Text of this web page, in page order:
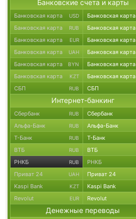
Банковские счета и карты
Банковская карта USD Банковская карта
Банковская карта RUB Банковская карта
Банковская карта EUR Банковская карта
Банковская карта UAH Банковская карта
Банковская карта BYN Банковская карта
Банковская карта KZT Банковская карта
СБП RUB СБП
Интернет-банкинг
Сбербанк RUB Сбербанк
Альфа-Банк RUB Альфа-Банк
Т-Банк RUB Т-Банк
ВТБ RUB ВТБ
РНКБ RUB РНКБ
Приват 24 UAH Приват 24
Kaspi Bank KZT Kaspi Bank
Revolut EUR Revolut
Денежные переводы